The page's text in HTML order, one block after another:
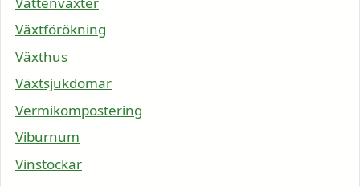
Växtförökning
Växthus
Växtsjukdomar
Vermikompostering
Viburnum
Vinstockar